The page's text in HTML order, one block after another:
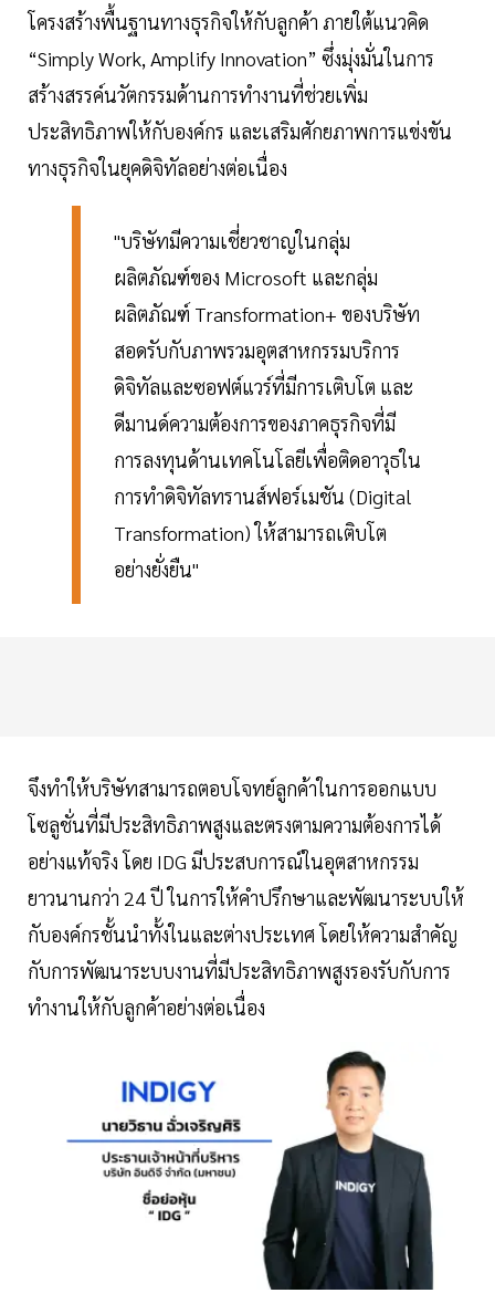
โครงสร้างพื้นฐานทางธุรกิจให้กับลูกค้า ภายใต้แนวคิด
“Simply Work, Amplify Innovation” ซึ่งมุ่งมั่นในการ
สร้างสรรค์นวัตกรรมด้านการทำงานที่ช่วยเพิ่ม
ประสิทธิภาพให้กับองค์กร และเสริมศักยภาพการแข่งขัน
ทางธุรกิจในยุคดิจิทัลอย่างต่อเนื่อง
"บริษัทมีความเชี่ยวชาญในกลุ่ม
ผลิตภัณฑ์ของ Microsoft และกลุ่ม
ผลิตภัณฑ์ Transformation+ ของบริษัท
สอดรับกับภาพรวมอุตสาหกรรมบริการ
ดิจิทัลและซอฟต์แวร์ที่มีการเติบโต และ
ดีมานด์ความต้องการของภาคธุรกิจที่มี
การลงทุนด้านเทคโนโลยีเพื่อติดอาวุธใน
การทำดิจิทัลทรานส์ฟอร์เมชัน (Digital
Transformation) ให้สามารถเติบโต
อย่างยั่งยืน"
จึงทำให้บริษัทสามารถตอบโจทย์ลูกค้าในการออกแบบ
โซลูชั่นที่มีประสิทธิภาพสูงและตรงตามความต้องการได้
อย่างแท้จริง โดย IDG มีประสบการณ์ในอุตสาหกรรม
ยาวนานกว่า 24 ปี ในการให้คำปรึกษาและพัฒนาระบบให้
กับองค์กรชั้นนำทั้งในและต่างประเทศ โดยให้ความสำคัญ
กับการพัฒนาระบบงานที่มีประสิทธิภาพสูงรองรับกับการ
ทำงานให้กับลูกค้าอย่างต่อเนื่อง